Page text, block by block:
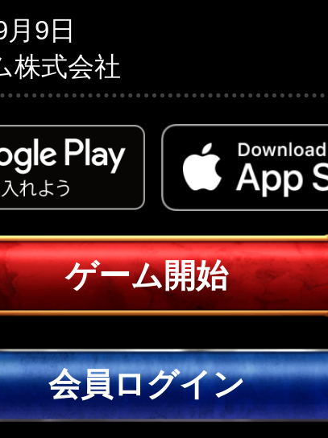
9日
株式会社
ゲーム開始
会員ログイン